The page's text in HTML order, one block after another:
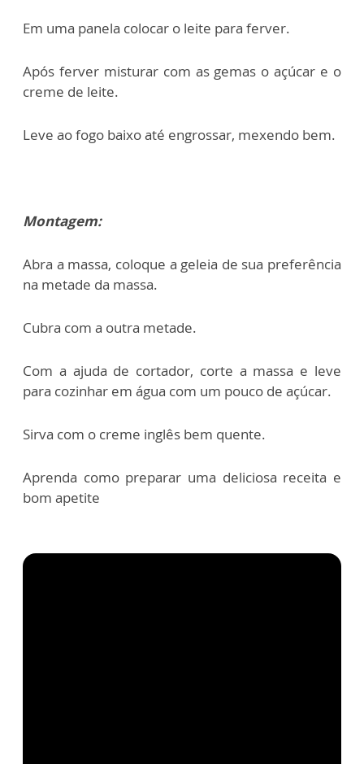
Em uma panela colocar o leite para ferver.
Após ferver misturar com as gemas o açúcar e o
creme de leite.
Leve ao fogo baixo até engrossar, mexendo bem.
Montagem:
Abra a massa, coloque a geleia de sua preferência
na metade da massa.
Cubra com a outra metade.
Com a ajuda de cortador, corte a massa e leve
para cozinhar em água com um pouco de açúcar.
Sirva com o creme inglês bem quente.
Aprenda como preparar uma deliciosa receita e
bom apetite